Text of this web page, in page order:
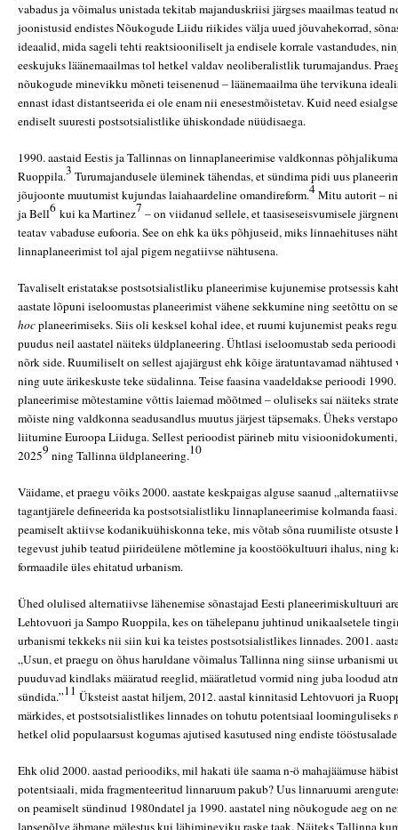
vabadus ja võimalus unistada tekitab majanduskriisi järgses maailmas teatud
joonistusid endistes Nõukogude Liidu riikides välja uued jõuvahekorrad,
ideaalid, mida sageli tehti reaktsiooniliselt ja endisele korrale vastandudes,
eeskujuks läänemaailmas tol hetkel valdav neoliberalistlik turumajandus.
nõukogude minevikku mõneti teisenenud – läänemaailma ühe tervikuna
ennast idast distantseerida ei ole enam nii enesestmõistetav. Kuid need
endiselt suuresti postsotsialistlike ühiskondade nüüdisaega.
1990. aastaid Eestis ja Tallinnas on linnaplaneerimise valdkonnas
Ruoppila.3 Turumajandusele üleminek tähendas, et sündima pidi uus
jõujoonte muutumist kujundas laiahaardeline omandireform.4Mitu autorit –
ja Bell6 kui ka Martinez7 – on viidanud sellele, et taasiseseisvumisele
teatav vabaduse eufooria. See on ehk ka üks põhjuseid, miks linnaehituses
linnaplaneerimist tol ajal pigem negatiivse nähtusena.
Tavaliselt eristatakse postsotsialistliku planeerimise kujunemise protsessis
aastate lõpuni iseloomustas planeerimist vähene sekkumine ning seetõttu on
hocplaneerimiseks. Siis oli kesksel kohal idee, et ruumi kujunemist peaks
puudus neil aastatel näiteks üldplaneering. Ühtlasi iseloomustab seda
nõrk side. Ruumiliselt on sellest ajajärgust ehk kõige äratuntavamad nähtused
ning uute ärikeskuste teke südalinna. Teise faasina vaadeldakse perioodi
planeerimise mõtestamine võttis laiemad mõõtmed – oluliseks sai näiteks
mõiste ning valdkonna seadusandlus muutus järjest täpsemaks. Üheks
liitumine Euroopa Liiduga. Sellest perioodist pärineb mitu
20259 ning Tallinna üldplaneering.10
Väidame, et praegu võiks 2000. aastate keskpaigas alguse saanud
tagantjärele defineerida ka postsotsialistliku linnaplaneerimise kolmanda
peamiselt aktiivse kodanikuühiskonna teke, mis võtab sõna ruumiliste
tegevust juhib teatud piirideülene mõtlemine ja koostöökultuuri ihalus, ning
formaadile üles ehitatud urbanism.
Ühed olulised alternatiivse lähenemise sõnastajad Eesti planeerimiskultuuri
Lehtovuori ja Sampo Ruoppila, kes on tähelepanu juhtinud unikaalsetele
urbanismi tekkeks nii siin kui ka teistes postsotsialistlikes linnades. 2001.
„Usun, et praegu on õhus haruldane võimalus Tallinna ning siinse urbanismi
puuduvad kindlaks määratud reeglid, määratletud vormid ning juba loodud
sündida.”11 Üksteist aastat hiljem, 2012. aastal kinnitasid Lehtovuori ja
märkides, et postsotsialistlikes linnades on tohutu potentsiaal loominguliseks
hetkel olid populaarsust kogumas ajutised kasutused ning endiste
Ehk olid 2000. aastad perioodiks, mil hakati üle saama n-ö mahajäämuse
potentsiaali, mida fragmenteeritud linnaruum pakub? Uus linnaruumi
on peamiselt sündinud 1980ndatel ja 1990. aastatel ning nõukogude aeg on
lapsepõlve ähmane mälestus kui lähimineviku raske taak. Näiteks Tallinna